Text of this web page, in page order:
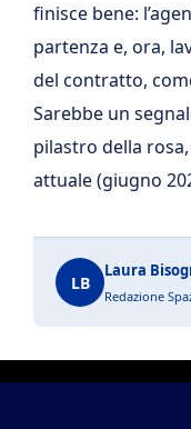
finisce bene:
partenza e, ora,
del contratto,
Sarebbe un
pilastro della
attuale (giugno
LB
Laura
Redazione